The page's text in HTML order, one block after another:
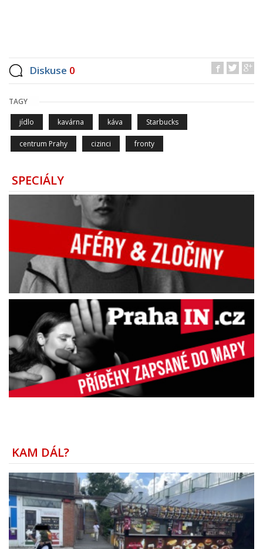
Diskuse 0
TAGY
jídlo kavárna káva Starbucks
centrum Prahy cizinci fronty
SPECIÁLY
KAM DÁL?